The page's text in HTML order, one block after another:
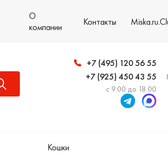
О
компании
Контакты
+7 (495) 120 56 55
+7 (925) 450 43 55
с 9:00 до 18:00
Кошки